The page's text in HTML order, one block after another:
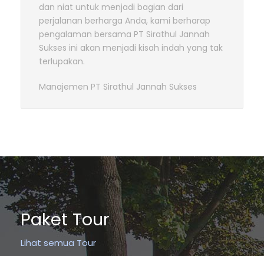
dan niat untuk menjadi bagian dari
perjalanan berharga Anda, kami berharap
pengalaman bersama PT Sirathul Jannah
Sukses ini akan menjadi kisah indah yang tak
terlupakan.
Manajemen PT Sirathul Jannah Sukses
Paket Tour
Lihat semua Tour